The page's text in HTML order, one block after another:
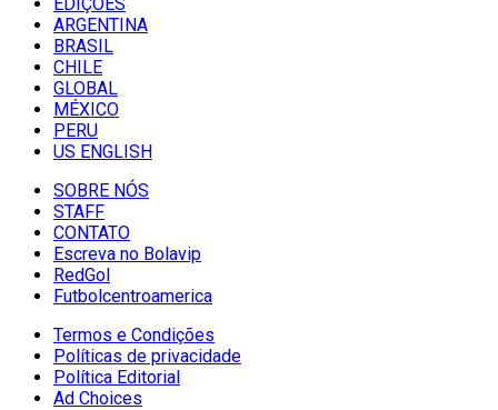
ARGENTINA
BRASIL
CHILE
GLOBAL
MÉXICO
PERU
US ENGLISH
SOBRE NÓS
STAFF
CONTATO
Escreva no Bolavip
RedGol
Futbolcentroamerica
Termos e Condições
Políticas de privacidade
Política Editorial
Ad Choices